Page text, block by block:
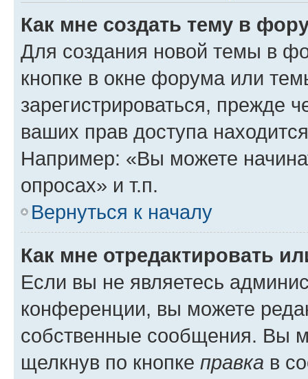
Как мне создать тему в
Для создания новой темы в
кнопке в окне форума или
зарегистрироваться, прежде
ваших прав доступа
Например: «Вы можете
опросах» и т.п.
Вернуться к началу
Как мне отредактировать
Если вы не являетесь
конференции, вы можете
собственные сообщения. Вы
щелкнув по кнопке правка в